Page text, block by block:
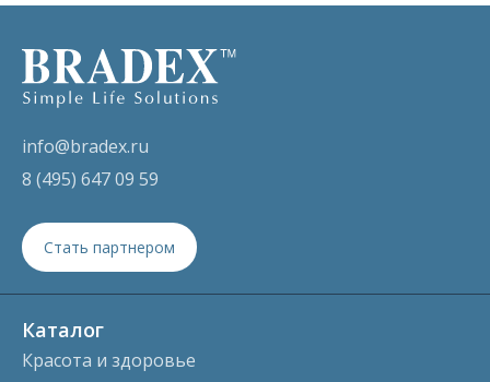
info@bradex.ru
8 (495) 647 09 59
Стать партнером
Каталог
Красота и здоровье